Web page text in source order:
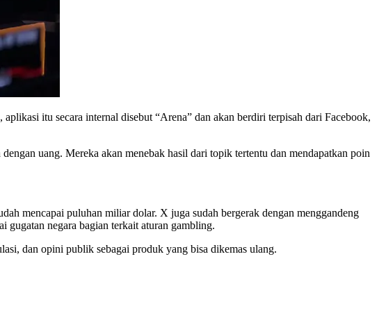
itu secara internal disebut “Arena” dan akan berdiri terpisah dari Facebook,
uang. Mereka akan menebak hasil dari topik tertentu dan mendapatkan poin
mencapai puluhan miliar dolar. X juga sudah bergerak dengan menggandeng
negara bagian terkait aturan gambling.
dan opini publik sebagai produk yang bisa dikemas ulang.